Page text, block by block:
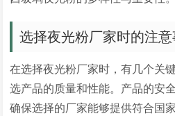
选择夜光粉厂家时的注
在选择夜光粉厂家时，有几个关
选产品的质量和性能。产品的安
确保选择的厂家能够提供符合国